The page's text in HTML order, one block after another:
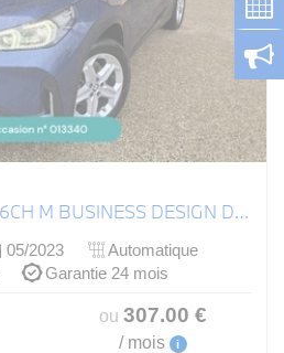
(U11) X1 SDRIVE 18I 136CH M BUSINESS DESIGN DKG7
05/2023
Automatique
Garantie 24 mois
ou 307.00 €
/ mois i